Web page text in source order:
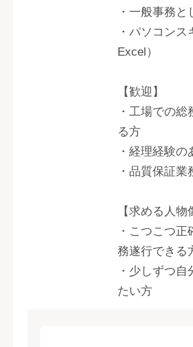
・一般事務
・パソコンス
Excel）
【歓迎】
・工場での
る方
・経理経
・品質保証
【求める人物
・こつこつ
務遂行できる
・少しずつ
たい方